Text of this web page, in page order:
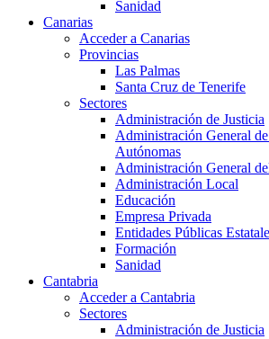
Sanidad
Canarias
Acceder a Canarias
Provincias
Las Palmas
Santa Cruz de Tenerife
Sectores
Administración de Justicia
Administración General
Autónomas
Administración General
Administración Local
Educación
Empresa Privada
Entidades Públicas
Formación
Sanidad
Cantabria
Acceder a Cantabria
Sectores
Administración de Justicia